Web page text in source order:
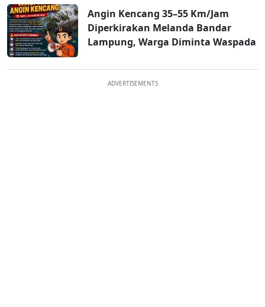
Angin Kencang 35–55 Km/Jam
Diperkirakan Melanda Bandar
Lampung, Warga Diminta Waspada
ADVERTISEMENTS